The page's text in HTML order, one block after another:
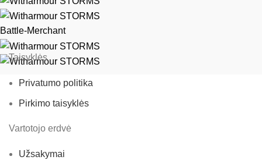
Battle-Merchant
Taisyklės
Privatumo politika
Pirkimo taisyklės
Vartotojo erdvė
Užsakymai